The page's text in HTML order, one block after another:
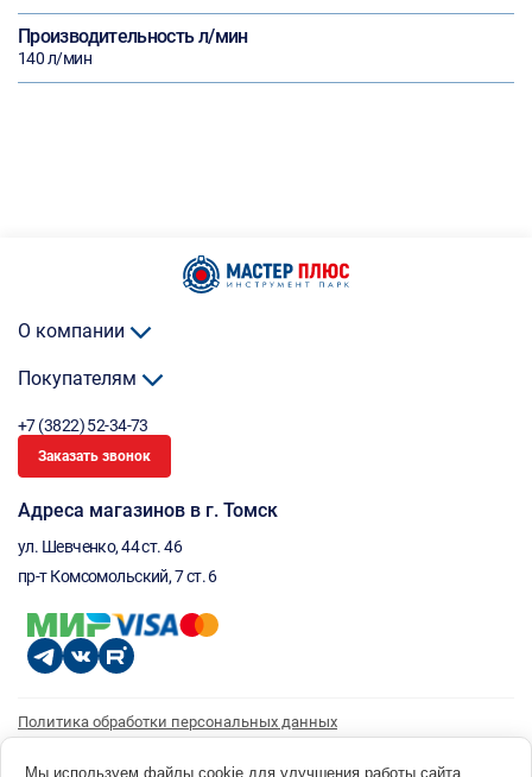
Производительность л/мин
140 л/мин
О компании
Покупателям
+7 (3822) 52-34-73
Заказать звонок
Адреса магазинов в г. Томск
ул. Шевченко, 44 ст. 46
пр-т Комсомольский, 7 ст. 6
Политика обработки персональных данных
Согласие на получение рассылки
Мы используем файлы cookie для улучшения работы сайта.